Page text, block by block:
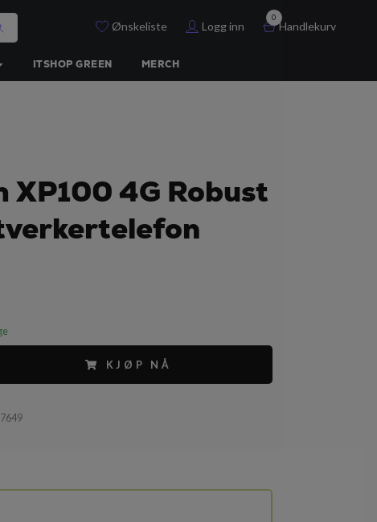
Ønskeliste Logg inn
0
Handlekurv
ITSHOP GREEN MERCH
XP100 4G Robust
KJØP NÅ
7649